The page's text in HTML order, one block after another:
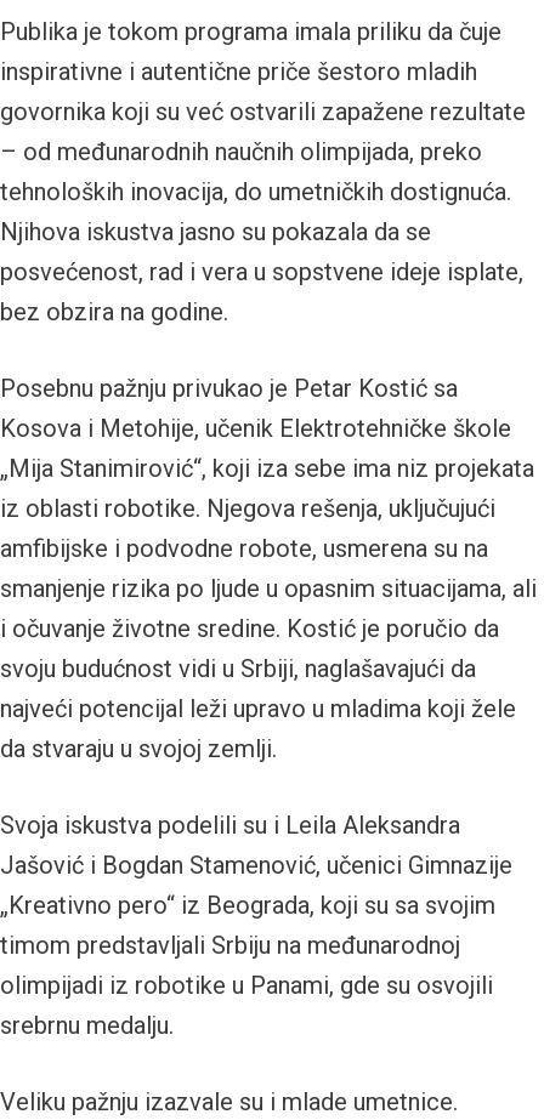
Publika je tokom programa imala priliku da čuje
inspirativne i autentične priče šestoro mladih
govornika koji su već ostvarili zapažene rezultate
– od međunarodnih naučnih olimpijada, preko
tehnoloških inovacija, do umetničkih dostignuća.
Njihova iskustva jasno su pokazala da se
posvećenost, rad i vera u sopstvene ideje isplate,
bez obzira na godine.
Posebnu pažnju privukao je Petar Kostić sa
Kosova i Metohije, učenik Elektrotehničke škole
„Mija Stanimirović“, koji iza sebe ima niz projekata
iz oblasti robotike. Njegova rešenja, uključujući
amfibijske i podvodne robote, usmerena su na
smanjenje rizika po ljude u opasnim situacijama, ali
i očuvanje životne sredine. Kostić je poručio da
svoju budućnost vidi u Srbiji, naglašavajući da
najveći potencijal leži upravo u mladima koji žele
da stvaraju u svojoj zemlji.
Svoja iskustva podelili su i Leila Aleksandra
Jašović i Bogdan Stamenović, učenici Gimnazije
„Kreativno pero“ iz Beograda, koji su sa svojim
timom predstavljali Srbiju na međunarodnoj
olimpijadi iz robotike u Panami, gde su osvojili
srebrnu medalju.
Veliku pažnju izazvale su i mlade umetnice.